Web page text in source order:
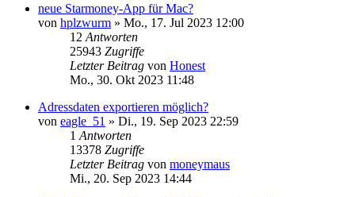
neue Starmoney-App für Mac?
von hplzwurm » Mo., 17. Jul 2023 12:00
12 Antworten
25943 Zugriffe
Letzter Beitrag von Honest
Mo., 30. Okt 2023 11:48
Adressdaten exportieren möglich?
von eagle_51 » Di., 19. Sep 2023 22:59
1 Antworten
13378 Zugriffe
Letzter Beitrag von moneymaus
Mi., 20. Sep 2023 14:44